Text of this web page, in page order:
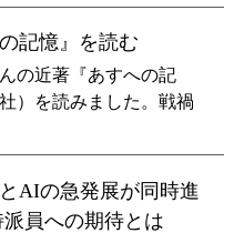
記憶』を読む
の近著『あすへの記
）を読みました。戦禍
AIの急発展が同時進
員への期待とは